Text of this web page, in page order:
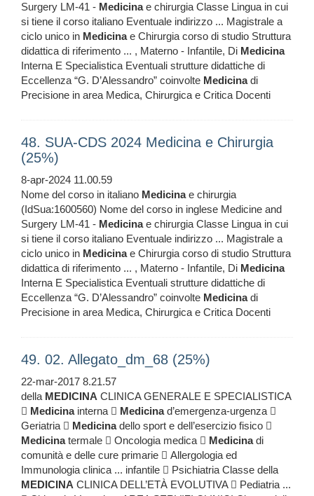
Surgery LM-41 - Medicinae chirurgia Classe Lingua in cui
si tiene il corso italiano Eventuale indirizzo ... Magistrale a
ciclo unico in Medicinae Chirurgia corso di studio Struttura
didattica di riferimento ... , Materno - Infantile, Di Medicina
Interna E Specialistica Eventuali strutture didattiche di
Eccellenza “G. D’Alessandro” coinvolte Medicinadi
Precisione in area Medica, Chirurgica e Critica Docenti
48. SUA-CDS 2024 Medicina e Chirurgia
(25%)
8-apr-2024 11.00.59
Nome del corso in italiano Medicinae chirurgia
(IdSua:1600560) Nome del corso in inglese Medicine and
Surgery LM-41 - Medicinae chirurgia Classe Lingua in cui
si tiene il corso italiano Eventuale indirizzo ... Magistrale a
ciclo unico in Medicinae Chirurgia corso di studio Struttura
didattica di riferimento ... , Materno - Infantile, Di Medicina
Interna E Specialistica Eventuali strutture didattiche di
Eccellenza “G. D’Alessandro” coinvolte Medicinadi
Precisione in area Medica, Chirurgica e Critica Docenti
49. 02. Allegato_dm_68 (25%)
22-mar-2017 8.21.57
della MEDICINA CLINICA GENERALE E SPECIALISTICA
 Medicinainterna  Medicinad’emergenza-urgenza 
Geriatria  Medicinadello sport e dell’esercizio fisico 
Medicinatermale  Oncologia medica  Medicinadi
comunità e delle cure primarie  Allergologia ed
Immunologia clinica ... infantile  Psichiatria Classe della
MEDICINA CLINICA DELL’ETÀ EVOLUTIVA  Pediatria ...